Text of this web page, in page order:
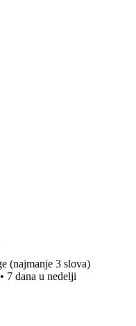
(najmanje 3 slova)
7 dana u nedelji